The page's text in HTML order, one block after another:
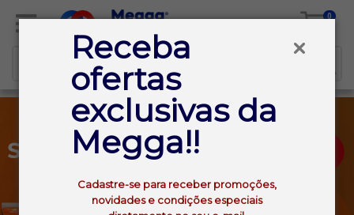
Receba
ofertas
exclusivas da
Megga!!
Cadastre-se para receber promoções,
novidades e condições especiais
0